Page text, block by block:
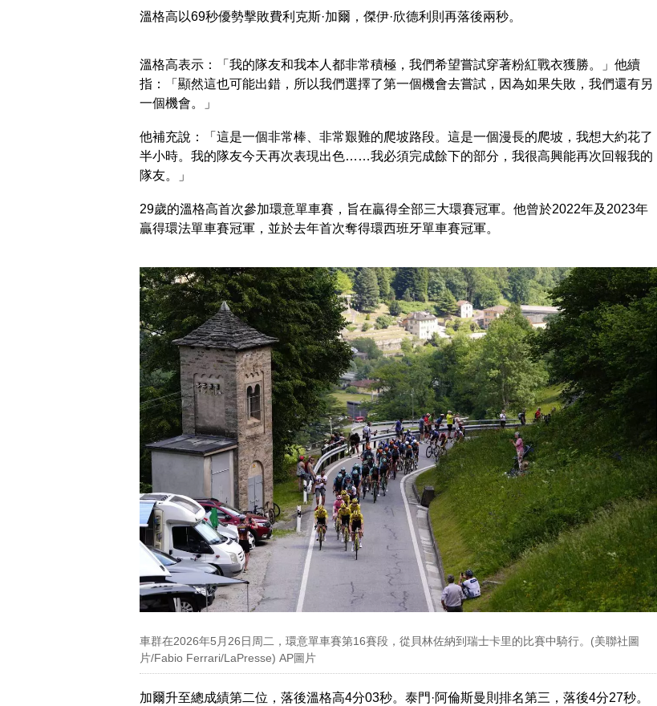
溫格高以69秒優勢擊敗費利克斯·加爾，傑伊·欣德利則再落後兩秒。
溫格高表示：「我的隊友和我本人都非常積極，我們希望嘗試穿著粉紅戰衣獲勝。」他續
指：「顯然這也可能出錯，所以我們選擇了第一個機會去嘗試，因為如果失敗，我們還有另
一個機會。」
他補充說：「這是一個非常棒、非常艱難的爬坡路段。這是一個漫長的爬坡，我想大約花了
半小時。我的隊友今天再次表現出色……我必須完成餘下的部分，我很高興能再次回報我的
隊友。」
29歲的溫格高首次參加環意單車賽，旨在贏得全部三大環賽冠軍。他曾於2022年及2023年
贏得環法單車賽冠軍，並於去年首次奪得環西班牙單車賽冠軍。
車群在2026年5月26日周二，環意單車賽第16賽段，從貝林佐納到瑞士卡里的比賽中騎行。(美聯社圖
片/Fabio Ferrari/LaPresse) AP圖片
加爾升至總成績第二位，落後溫格高4分03秒。泰門·阿倫斯曼則排名第三，落後4分27秒。